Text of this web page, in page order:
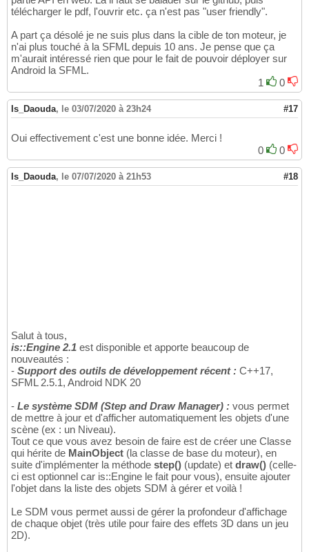
télécharger le pdf, l'ouvrir etc. ça n'est pas "user friendly".
A part ça désolé je ne suis plus dans la cible de ton moteur, je
n'ai plus touché à la SFML depuis 10 ans. Je pense que ça
m'aurait intéressé rien que pour le fait de pouvoir déployer sur
Android la SFML.
1
0
Is_Daouda, le 03/07/2020 à 23h24 #17
Oui effectivement c'est une bonne idée. Merci !
0
0
Is_Daouda, le 07/07/2020 à 21h53 #18
Salut à tous,
is::Engine 2.1 est disponible et apporte beaucoup de
nouveautés :
- Support des outils de développement récent : C++17,
SFML 2.5.1, Android NDK 20
- Le système SDM (Step and Draw Manager) : vous permet
de mettre à jour et d'afficher automatiquement les objets d'une
scène (ex : un Niveau).
Tout ce que vous avez besoin de faire est de créer une Classe
qui hérite de MainObject (la classe de base du moteur), en
suite d'implémenter la méthode step() (update) et draw() (celle-
ci est optionnel car is::Engine le fait pour vous), ensuite ajouter
l'objet dans la liste des objets SDM à gérer et voilà !
Le SDM vous permet aussi de gérer la profondeur d'affichage
de chaque objet (très utile pour faire des effets 3D dans un jeu
2D).